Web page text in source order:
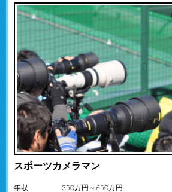
スポーツカメラマン
年収 350万円～650万円